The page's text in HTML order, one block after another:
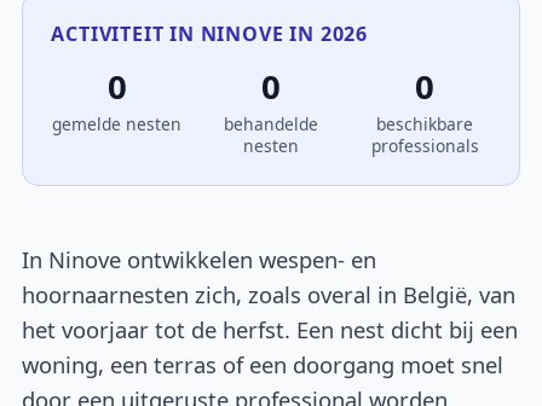
ACTIVITEIT IN NINOVE IN 2026
0
gemelde nesten
0
behandelde
nesten
0
beschikbare
professionals
In Ninove ontwikkelen wespen- en
hoornaarnesten zich, zoals overal in België, van
het voorjaar tot de herfst. Een nest dicht bij een
woning, een terras of een doorgang moet snel
door een uitgeruste professional worden